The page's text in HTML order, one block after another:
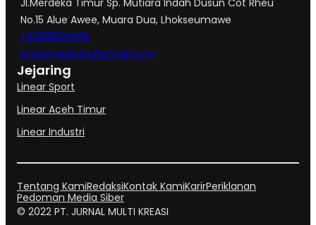
No.15 Alue Awee, Muara Dua, Lhokseumawe
+628118122605
linearmedia24@gmail.com
Jejaring
Linear Sport
Linear Aceh Timur
Linear Industri
Tentang KamiRedaksiKontak KamiKarirPeriklanan
Pedoman Media Siber
© 2022 PT. JURNAL MULTI KREASI